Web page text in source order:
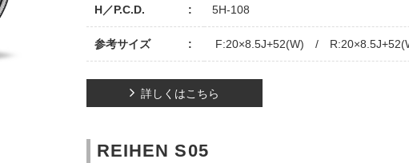
H／P.C.D. 5H-108
参考サイズ F:20×8.5J+52(W) /
詳しくはこちら
REIHEN S05